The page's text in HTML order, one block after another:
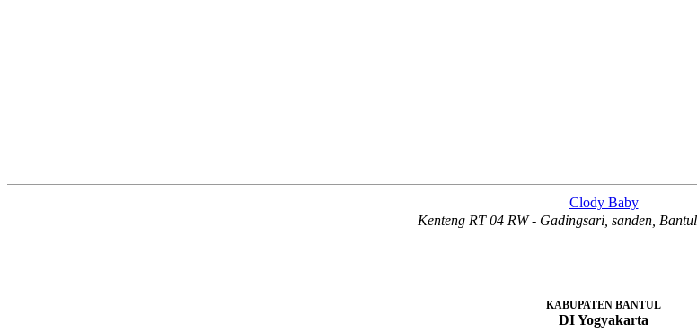
Clody Baby
Kenteng RT 04 RW - Gadingsari, sanden,
KABUPATEN BANTUL
DI Yogyakarta